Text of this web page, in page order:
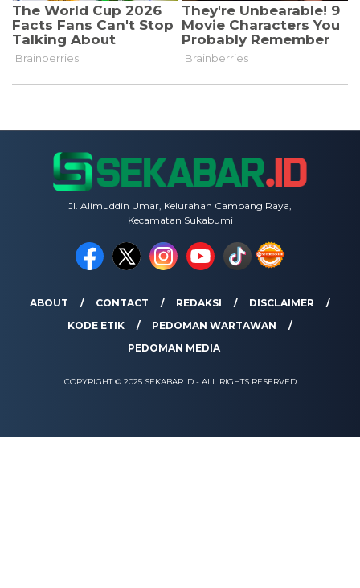
Jl. Alimuddin Umar, Kelurahan Campang Raya,
Kecamatan Sukabumi
ABOUT CONTACT REDAKSI
DISCLAIMER
KODE ETIK
PEDOMAN WARTAWAN
PEDOMAN MEDIA
COPYRIGHT © 2025 SEKABAR.ID - ALL RIGHTS RESERVED